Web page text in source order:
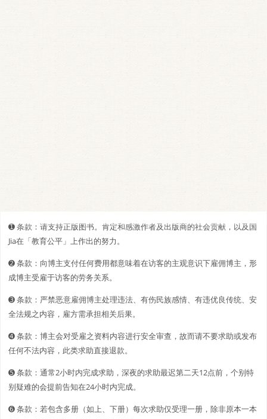
➊️ 条款：请支持正版图书。肯定和感激作者及出版商的社会贡献，以及国
Jia在「教育公平」上作出的努力。
➋️️ 条款：向博主支付任何费用都意味着在访客的主观意识下雇佣博主，形
成博主受雇于访客的劳务关系。
➌ 条款：严禁恶意雇佣博主处理违法、有伤民族感情、有违优良传统、安
全法规之内容，雇方需承担相关后果。
➍ 条款：博主会对受雇之资料内容进行安全审查，故而请不要求助或发布
任何不法内容，此类求助直接退款。
➎ 条款：通常2小时内完成求助，深夜的求助最迟第二天12点前，个别特
别疑难的会提前告知在24小时内完成。
➏ 条款：若包含多册（如上、下册）每次求助仅受理一册，除非原本一本